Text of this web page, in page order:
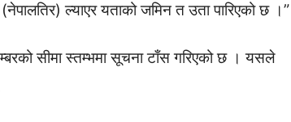
ल्याएर यताको जमिन त उता पारिएको छ ।”
सीमा स्तम्भमा सूचना टाँस गरिएको छ । यसले